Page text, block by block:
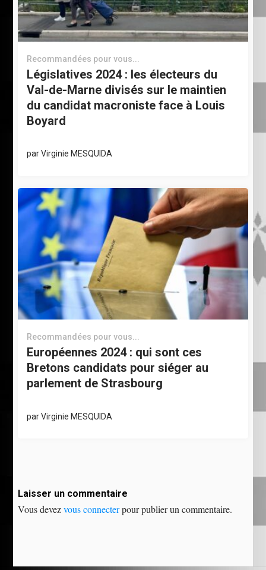
Recommandées pour vous...
Législatives 2024 : les électeurs du
Val-de-Marne divisés sur le maintien
du candidat macroniste face à Louis
Boyard
parVirginie MESQUIDA
Recommandées pour vous...
Européennes 2024 : qui sont ces
Bretons candidats pour siéger au
parlement de Strasbourg
parVirginie MESQUIDA
Laisser un commentaire
Vous devezvous connecterpour publier un commentaire.